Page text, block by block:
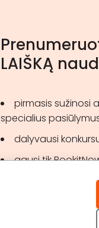
LAIŠKĄ
pirmasis sužinosi
specialius
dalyvausi
gausi tik